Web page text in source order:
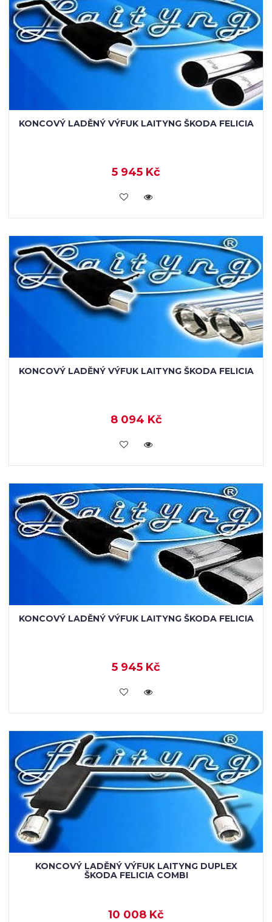
KONCOVÝ LADĚNÝ VÝFUK LAITYNG ŠKODA FELICIA
5 945 Kč
VLOŽIT DO KOŠÍKU
KONCOVÝ LADĚNÝ VÝFUK LAITYNG ŠKODA FELICIA
8 094 Kč
VLOŽIT DO KOŠÍKU
KONCOVÝ LADĚNÝ VÝFUK LAITYNG ŠKODA FELICIA
5 945 Kč
VLOŽIT DO KOŠÍKU
KONCOVÝ LADĚNÝ VÝFUK LAITYNG DUPLEX
ŠKODA FELICIA COMBI
10 008 Kč